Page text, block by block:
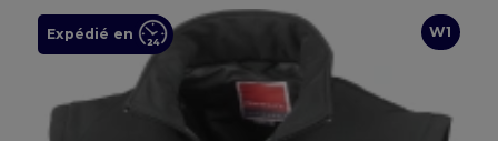
W1
Expédié en